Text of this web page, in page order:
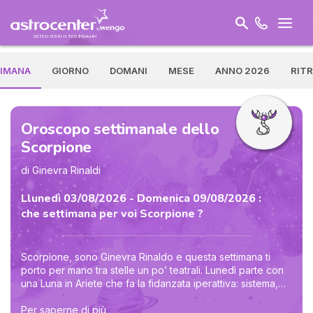
GIORNO DOMANI MESE ANNO 2026
Oroscopo settimanale dello
Scorpione
di Ginevra Rinaldi
Llunedì 03/08/2026 - Domenica 09/08/2026 :
che settimana per voi Scorpione ?
Scorpione, sono Ginevra Rinaldo e questa settimana ti
porto per mano tra stelle un po’ teatrali. Lunedì parte con
una Luna in Ariete che fa la fidanzata iperattiva: sistema,
corre, pretende. Mercoledì la Luna in Toro litiga con
Plutone in Acquario e ti mostra dove stai stringendo
Per saperne di più